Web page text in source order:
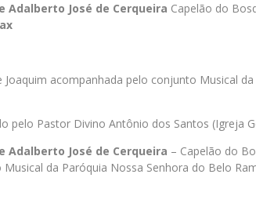
Adalberto José de Cerqueira Capelão do
Joaquim acompanhada pelo conjunto Musical
pelo Pastor Divino Antônio dos Santos (Igreja
Adalberto José de Cerqueira – Capelão do
da Paróquia Nossa Senhora do Belo